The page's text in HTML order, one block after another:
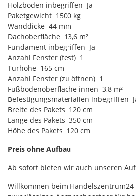
Holzboden inbegriffen Ja
Paketgewicht 1500 kg
Wanddicke 44 mm
Dachoberfläche 13,6 m²
Fundament inbegriffen Ja
Anzahl Fenster (fest) 1
Türhöhe 165 cm
Anzahl Fenster (zu öffnen) 1
Fußbodenoberfläche innen 3,8 m²
Befestigungsmaterialien inbegriffen
Breite des Pakets 120 cm
Länge des Pakets 350 cm
Höhe des Pakets 120 cm
Preis ohne Aufbau
Ab sofort bieten wir auch unseren
Willkommen beim Handelszentrum24